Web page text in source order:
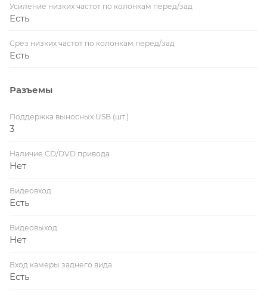
Усиление низких частот по колонкам перед/зад
Есть
Срез низких частот по колонкам перед/зад
Есть
Разъемы
Поддержка выносных USB (шт.)
3
Наличие CD/DVD привода
Нет
Видеовход
Есть
Видеовыход
Нет
Вход камеры заднего вида
Есть